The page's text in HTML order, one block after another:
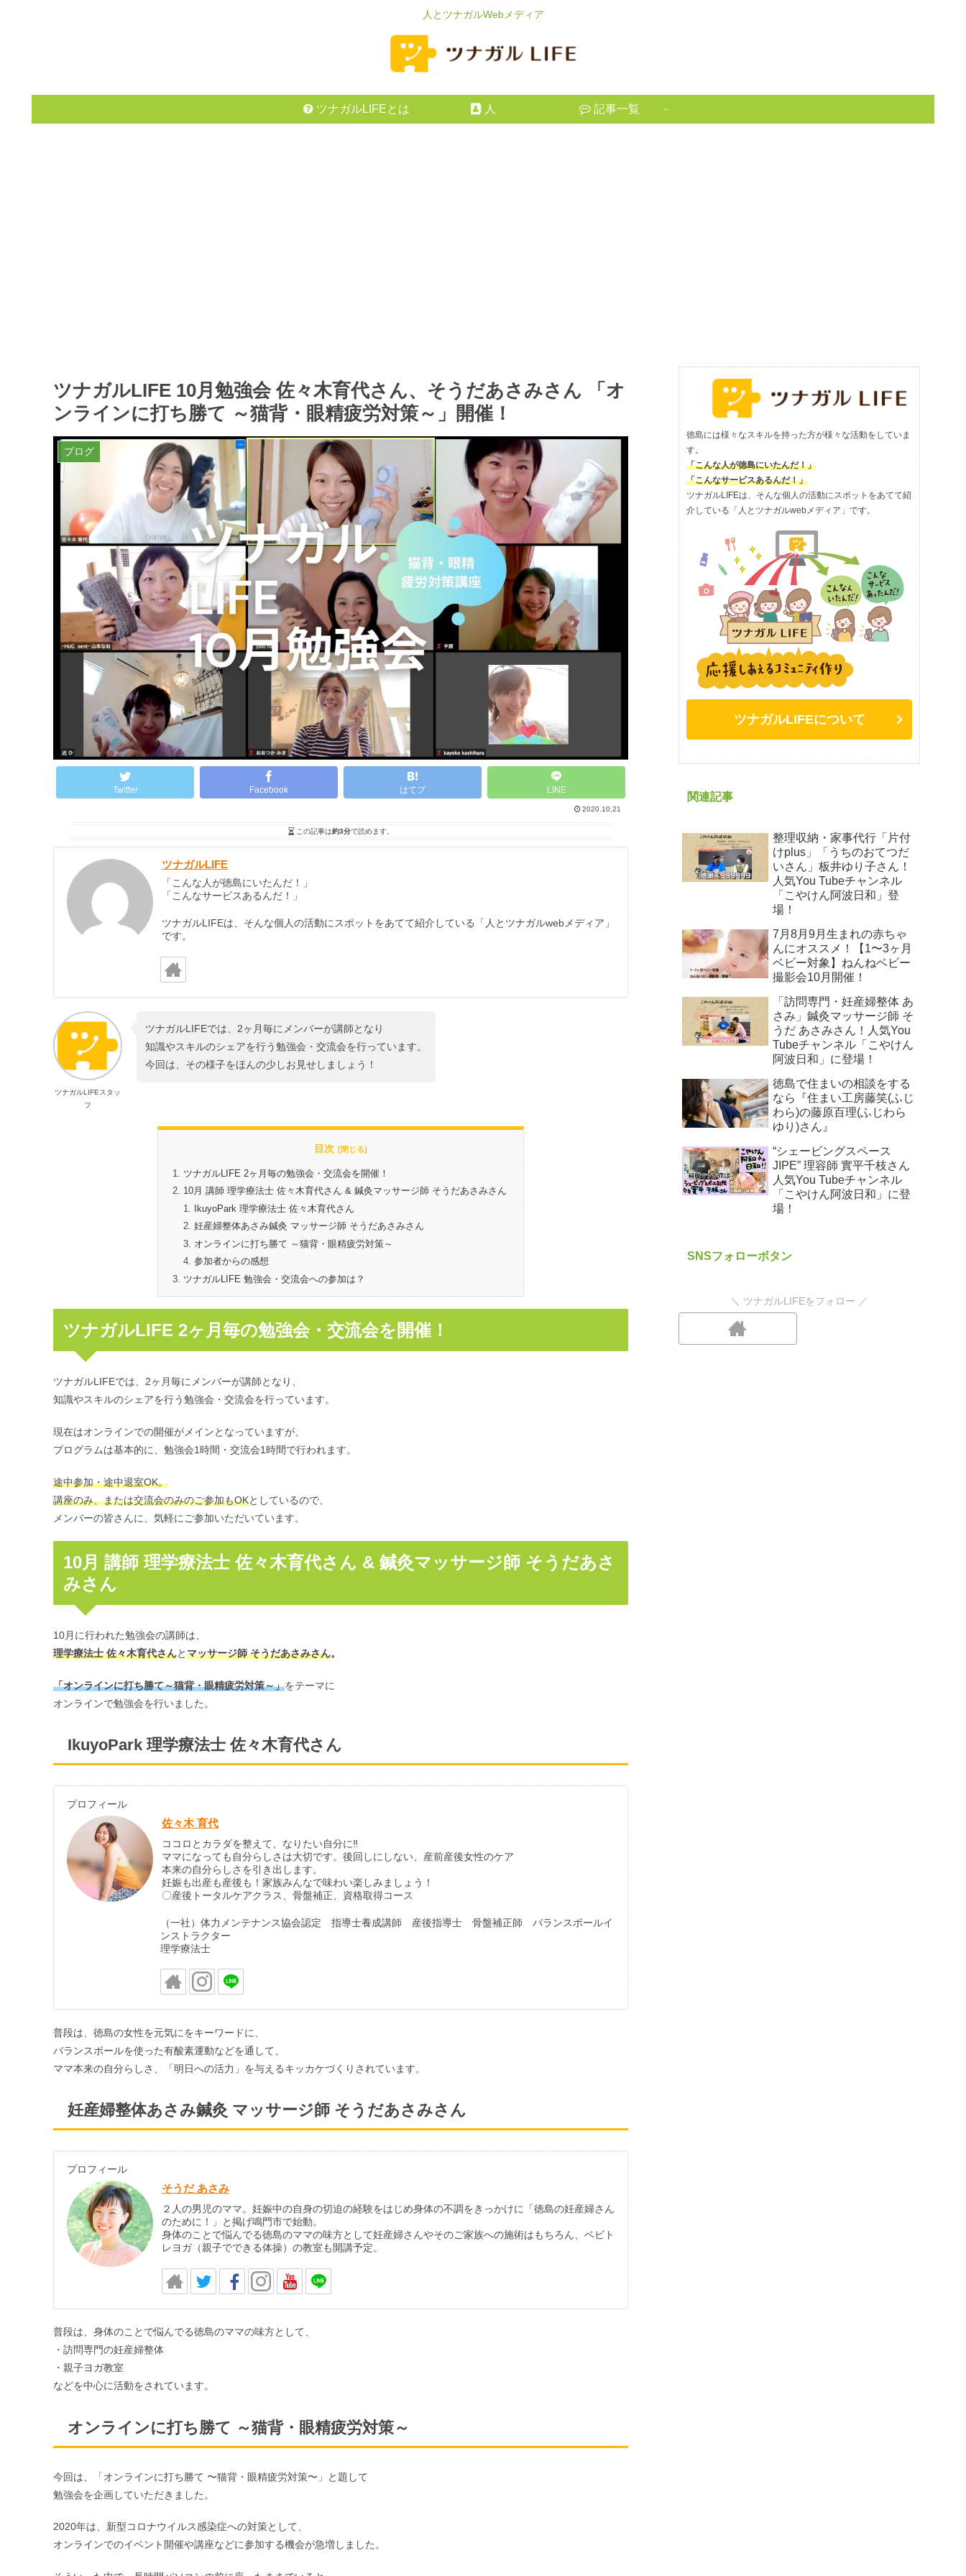
人とツナガルWebメディア
ツナガルLIFEとは 人 記事一覧
ツナガルLIFE 10月勉強会 佐々木育代さん、そうだあさみさん 「オ
ンラインに打ち勝て ～猫背・眼精疲労対策～」開催！
ブログ
Twitter Facebook はてブ LINE
2020.10.21
この記事は約3分で読めます。
ツナガルLIFE
「こんな人が徳島にいたんだ！」
「こんなサービスあるんだ！」
ツナガルLIFEは、そんな個人の活動にスポットをあてて紹介している「人とツナガルwebメディア」
です。
ツナガルLIFEスタッ
フ
ツナガルLIFEでは、 2ヶ月毎にメンバーが講師となり
知識やスキルのシェアを行う勉強会・交流会を行っています。
今回は、その様子をほんの少しお見せしましょう！
目次
ツナガルLIFE 2ヶ月毎の勉強会・交流会を開催！
10月 講師 理学療法士 佐々木育代さん & 鍼灸マッサージ師 そうだあさみさん
IkuyoPark 理学療法士 佐々木育代さん
妊産婦整体あさみ鍼灸 マッサージ師 そうだあさみさん
オンラインに打ち勝て ～猫背・眼精疲労対策～
参加者からの感想
ツナガルLIFE 勉強会・交流会への参加は？
ツナガルLIFE 2ヶ月毎の勉強会・交流会を開催！
ツナガルLIFEでは、 2ヶ月毎にメンバーが講師となり、
知識やスキルのシェアを行う勉強会・交流会を行っています。
現在はオンラインでの開催がメインとなっていますが、
プログラムは基本的に、勉強会1時間・交流会1時間で行われます。
途中参加・途中退室OK。
講座のみ、または交流会のみのご参加もOKとしているので、
メンバーの皆さんに
、気軽にご参加いただいています。
10月 講師 理学療法士 佐々木育代さん & 鍼灸マッサージ師 そうだあさ
みさん
10月に行われた勉強会の講師は、
理学療法士 佐々木育代さんとマッサージ師 そうだあさみさん。
「オンラインに打ち勝て～猫背・眼精疲労対策～」をテーマに
オンラインで勉強会を行いました。
IkuyoPark 理学療法士 佐々木育代さん
プロフィール
佐々木 育代
ココロとカラダを整えて、なりたい自分に‼
ママになっても自分らしさは大切です。後回しにしない、産前産後女性のケア
本来の自分らしさを引き出します。
妊娠も出産も産後も！家族みんなで味わい楽しみましょう！
〇産後トータルケアクラス、骨盤補正、資格取得コース
（一社）体力メンテナンス協会認定 指導士養成講師 産後指導士 骨盤補正師 バランスボールイ
ンストラクター
理学療法士
普段は、徳島の女性を元気にをキーワードに、
バランスボールを使った有酸素運動などを通して、
ママ本来の自分らしさ、「明日への活力」を与えるキッカケづくりされています。
妊産婦整体あさみ鍼灸 マッサージ師 そうだあさみさん
プロフィール
そうだ あさみ
２人の男児のママ。妊娠中の自身の切迫の経験をはじめ身体の不調をきっかけに「徳島の妊産婦さん
のために！」と掲げ鳴門市で始動。
身体のことで悩んでる徳島のママの味方として妊産婦さんやそのご家族への施術はもちろん、ベビト
レヨガ（親子でできる体操）の教室も開講予定。
普段は、身体のことで悩んでる徳島のママの味方として、
・訪問専門の妊産婦整体
・親子ヨガ教室
などを中心に活動をされています。
オンラインに打ち勝て ～猫背・眼精疲労対策～
今回は、「オンラインに打ち勝て 〜猫背・眼精疲労対策〜」と題して
勉強会を企画していただきました。
2020年は、新型コロナウイルス感染症への対策として、
オンラインでのイベント開催や講座などに参加する機会が急増しました。
徳島には様々なスキルを持った方が様々な活動をしていま
す。
「こんな人が徳島にいたんだ！」
「こんなサービスあるんだ！」
ツナガルLIFEは、そんな個人の活動にスポットをあてて紹
介している「人とツナガルwebメディア」です。
ツナガルLIFEについて
関連記事
整理収納・家事代行「片付
けplus」「うちのおてつだ
いさん」板井ゆり子さん！
人気You Tubeチャンネル
「こやけん阿波日和」登
場！
7月8月9月生まれの赤ちゃ
んにオススメ！【1〜3ヶ月
ベビー対象】ねんねベビー
撮影会10月開催！
「訪問専門・妊産婦整体 あ
さみ」鍼灸マッサージ師 そ
うだ あさみさん！人気You
Tubeチャンネル「こやけん
阿波日和」に登場！
徳島で住まいの相談をする
なら『住まい工房藤笑(ふじ
わら)の藤原百理(ふじわら
ゆり)さん』
“シェービングスペース
JIPE” 理容師 實平千枝さん
人気You Tubeチャンネル
「こやけん阿波日和」に登
場！
SNSフォローボタン
＼ ツナガルLIFEをフォロー ／